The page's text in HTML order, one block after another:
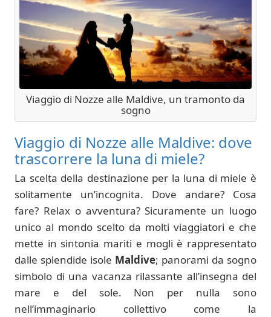
Viaggio di Nozze alle Maldive, un tramonto da
sogno
Viaggio di Nozze alle Maldive: dove
trascorrere la luna di miele?
La scelta della destinazione per la luna di miele è
solitamente un’incognita. Dove andare? Cosa
fare? Relax o avventura? Sicuramente un luogo
unico al mondo scelto da molti viaggiatori e che
mette in sintonia mariti e mogli è rappresentato
dalle splendide isole Maldive; panorami da sogno
simbolo di una vacanza rilassante all’insegna del
mare e del sole. Non per nulla sono
nell’immaginario collettivo come la